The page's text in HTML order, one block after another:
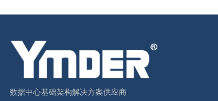
数据中心基础架构解决方案供应商